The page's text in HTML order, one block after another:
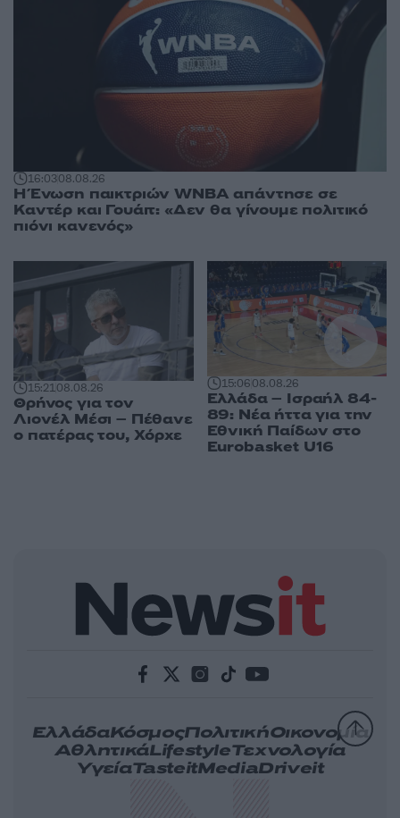
16:0308.08.26
Η Ένωση παικτριών WNBA απάντησε σε
Καντέρ και Γουάιτ: «Δεν θα γίνουμε πολιτικό
πιόνι κανενός»
15:2108.08.26
Θρήνος για τον
Λιονέλ Μέσι – Πέθανε
ο πατέρας του, Χόρχε
15:0608.08.26
Ελλάδα – Ισραήλ 84-
89: Νέα ήττα για την
Εθνική Παίδων στο
Eurobasket U16
ΕλλάδαΚόσμοςΠολιτικήΟικονομία
ΑθλητικάLifestyleΤεχνολογία
ΥγείαTasteitMediaDriveit